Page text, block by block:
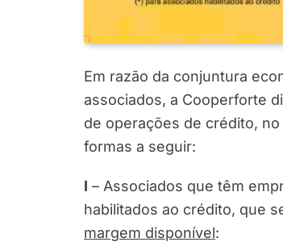
Em razão da conjuntura
associados, a Cooperforte
de operações de crédito,
formas a seguir:
I – Associados que têm
habilitados ao crédito, que
margem disponível: